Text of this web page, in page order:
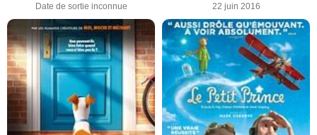
Date de sortie inconnue 22 juin 2016